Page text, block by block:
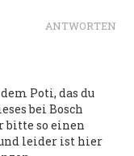
ANTWORTEN
Poti, das du
bei Bosch
bitte so einen
leider ist hier